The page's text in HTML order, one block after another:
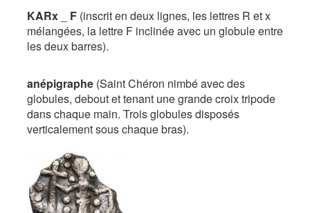
KARx F (inscrit en deux lignes, les lettres R et x
mélangées, la lettre F inclinée avec un globule entre
les deux barres).
anépigraphe (Saint Chéron nimbé avec des
globules, debout et tenant une grande croix tripode
dans chaque main. Trois globules disposés
verticalement sous chaque bras).